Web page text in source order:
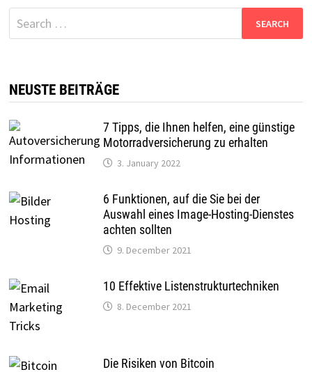
Search
for:
NEUSTE BEITRÄGE
7 Tipps, die Ihnen helfen, eine günstige
Motorradversicherung zu erhalten
3. January 2022
6 Funktionen, auf die Sie bei der
Auswahl eines Image-Hosting-Dienstes
achten sollten
9. December 2021
10 Effektive Listenstrukturtechniken
8. December 2021
Die Risiken von Bitcoin